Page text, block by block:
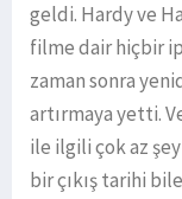
geldi. Hardy ve
filme dair hiçbir
zaman sonra
artırmaya yetti.
ile ilgili çok az
bir çıkış tarihi